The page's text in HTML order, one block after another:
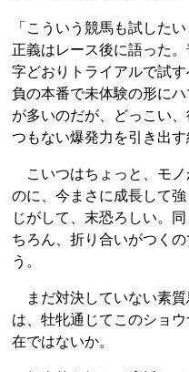
「こういう競馬も試した
正義はレース後に語った
字どおりトライアルで試
負の本番で未体験の形に
が多いのだが、どっこい
つもない爆発力を引き出す
こいつはちょっと、モノ
のに、今まさに成長して
じがして、末恐ろしい。
ちろん、折り合いがつく
う。
まだ対決していない素質
は、牡牝通じてこのショ
在ではないか。